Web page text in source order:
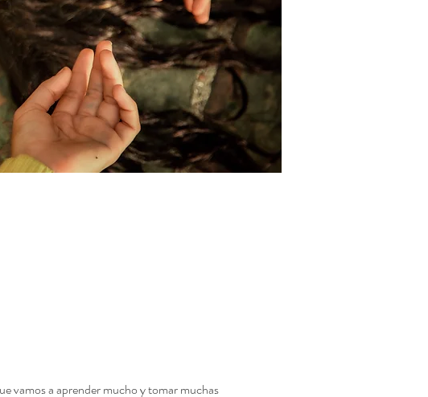
vamos a aprender mucho y tomar muchas